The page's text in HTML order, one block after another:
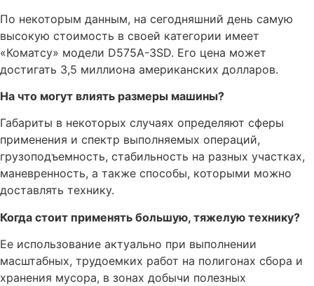
По некоторым данным, на сегодняшний день самую
высокую стоимость в своей категории имеет
«Коматсу» модели D575A-3SD. Его цена может
достигать 3,5 миллиона американских долларов.
На что могут влиять размеры машины?
Габариты в некоторых случаях определяют сферы
применения и спектр выполняемых операций,
грузоподъемность, стабильность на разных участках,
маневренность, а также способы, которыми можно
доставлять технику.
Когда стоит применять большую, тяжелую технику?
Ее использование актуально при выполнении
масштабных, трудоемких работ на полигонах сбора и
хранения мусора, в зонах добычи полезных